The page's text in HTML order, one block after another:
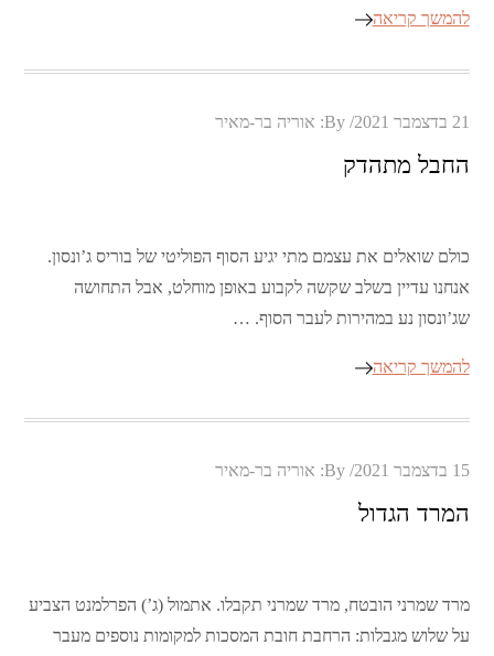
להמשך קריאה
Posted
21 בדצמבר 2021 By: אוריה בר-מאיר
החבל מתהדק
כולם שואלים את עצמם מתי יגיע הסוף הפוליטי של בוריס ג’ונסון.
אנחנו עדיין בשלב שקשה לקבוע באופן מוחלט, אבל התחושה
שג’ונסון נע במהירות לעבר הסוף. …
להמשך קריאה
Posted
15 בדצמבר 2021 By: אוריה בר-מאיר
המרד הגדול
מרד שמרני הובטח, מרד שמרני תקבלו. אתמול (ג’) הפרלמנט הצביע
על שלוש מגבלות: הרחבת חובת המסכות למקומות נוספים מעבר